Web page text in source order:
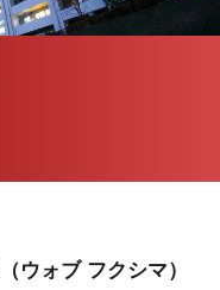
（ウォブ フクシマ）